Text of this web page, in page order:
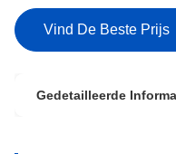
Vind De Beste Prijs
Gedetailleerde